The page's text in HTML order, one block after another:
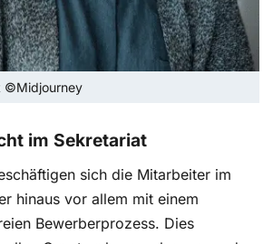
©Midjourney
im Sekretariat
sich die Mitarbeiter im
hinaus vor allem mit einem
Bewerberprozess. Dies